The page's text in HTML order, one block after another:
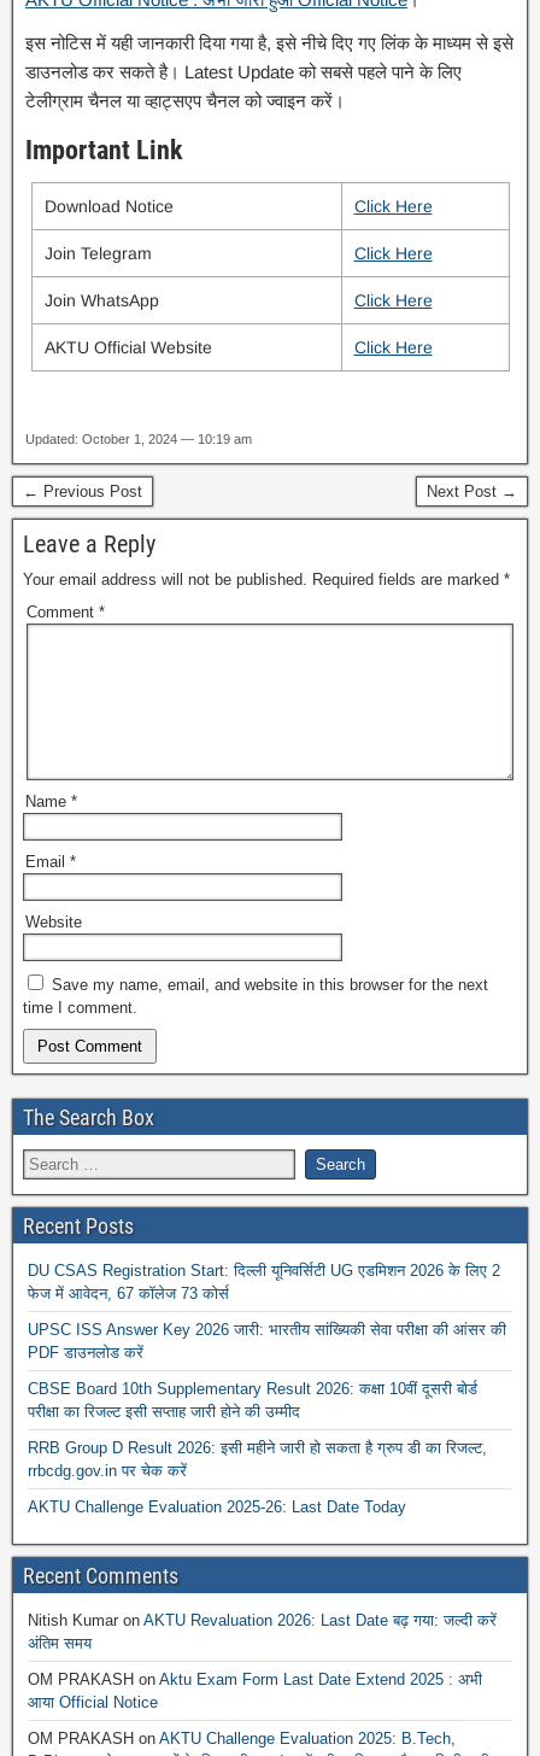
इस नोटिस में यही जानकारी दिया गया है, इसे नीचे दिए गए लिंक के माध्यम से इसे
डाउनलोड कर सकते है। Latest Update को सबसे पहले पाने के लिए
टेलीग्राम चैनल या व्हाट्सएप चैनल को ज्वाइन करें।
Important Link
Download Notice Click Here
Join Telegram Click Here
Join WhatsApp Click Here
AKTU Official Website Click Here
Updated: October 1, 2024 — 10:19 am
← Previous Post Next Post →
Leave a Reply
Your email address will not be published. Required fields are marked *
Comment *
Name *
Email *
Website
Save my name, email, and website in this browser for the next
time I comment.
The Search Box
Recent Posts
DU CSAS Registration Start: दिल्ली यूनिवर्सिटी UG एडमिशन 2026 के लिए 2
फेज में आवेदन, 67 कॉलेज 73 कोर्स
UPSC ISS Answer Key 2026 जारी: भारतीय सांख्यिकी सेवा परीक्षा की आंसर की
PDF डाउनलोड करें
CBSE Board 10th Supplementary Result 2026: कक्षा 10वीं दूसरी बोर्ड
परीक्षा का रिजल्ट इसी सप्ताह जारी होने की उम्मीद
RRB Group D Result 2026: इसी महीने जारी हो सकता है ग्रुप डी का रिजल्ट,
rrbcdg.gov.in पर चेक करें
AKTU Challenge Evaluation 2025-26: Last Date Today
Recent Comments
Nitish Kumar on AKTU Revaluation 2026: Last Date बढ़ गया: जल्दी करें
अंतिम समय
OM PRAKASH on Aktu Exam Form Last Date Extend 2025 : अभी
आया Official Notice
OM PRAKASH on AKTU Challenge Evaluation 2025: B.Tech,